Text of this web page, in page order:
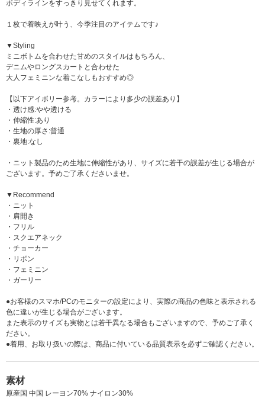
ボディラインをすっきり見せてくれます。
１枚で着映えが叶う、今季注目のアイテムです♪
▼Styling
ミニボトムを合わせた甘めのスタイルはもちろん、
デニムやロングスカートと合わせた
大人フェミニンな着こなしもおすすめ◎
【以下アイボリー参考。カラーにより多少の誤差あり】
・透け感:やや透ける
・伸縮性:あり
・生地の厚さ:普通
・裏地:なし
・ニット製品のため生地に伸縮性があり、サイズに若干の誤差が生じる場合が
ございます。予めご了承くださいませ。
▼Recommend
・ニット
・肩開き
・フリル
・スクエアネック
・チョーカー
・リボン
・フェミニン
・ガーリー
●お客様のスマホ/PCのモニターの設定により、実際の商品の色味と表示される
色に違いが生じる場合がございます。
また表示のサイズも実物とは若干異なる場合もございますので、予めご了承く
ださい。
●着用、お取り扱いの際は、商品に付いている品質表示を必ずご確認ください。
素材
原産国 中国 レーヨン70% ナイロン30%